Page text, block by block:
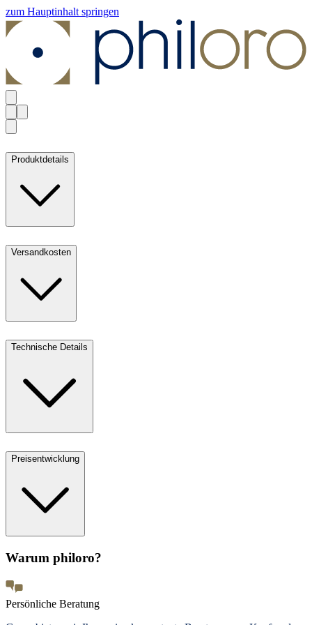
zum Hauptinhalt springen
Produktdetails
Versandkosten
Technische Details
Preisentwicklung
Warum philoro?
Persönliche Beratung